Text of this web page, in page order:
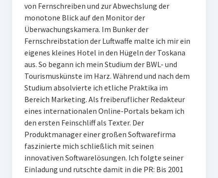
von Fernschreiben und zur Abwechslung der
monotone Blick auf den Monitor der
Überwachungskamera. Im Bunker der
Fernschreibstation der Luftwaffe malte ich mir ein
eigenes kleines Hotel in den Hügeln der Toskana
aus. So begann ich mein Studium der BWL- und
Tourismuskünste im Harz. Während und nach dem
Studium absolvierte ich etliche Praktika im
Bereich Marketing. Als freiberuflicher Redakteur
eines internationalen Online-Portals bekam ich
den ersten Feinschliff als Texter. Der
Produktmanager einer großen Softwarefirma
faszinierte mich schließlich mit seinen
innovativen Softwarelösungen. Ich folgte seiner
Einladung und rutschte damit in die PR: Bis 2001